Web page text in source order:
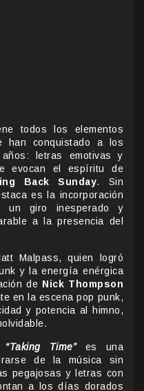
todos los elementos
han conquistado a los
letras emotivas y
evocan el espíritu de
Back Sunday. Sin
es la incorporación
un giro inesperado y
a la presencia del
Malpass, quien logró
y la energía enérgica
de Nick Thompson
en la escena pop punk,
y potencia al himno,
“Taking Time”es una
de la música sin
pegajosas y letras con
a los días dorados